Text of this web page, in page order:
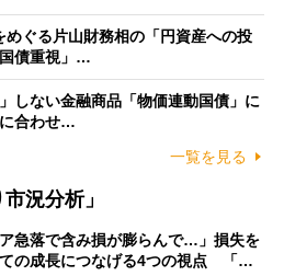
めぐる片山財務相の「円資産への投
債重視」…
しない金融商品「物価連動国債」に
合わせ…
一覧を見る
況分析」
ア急落で含み損が膨らんで…」損失を
の成長につなげる4つの視点 「…